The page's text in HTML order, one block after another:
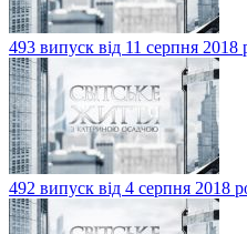
493 випуск від 11 серпня 2018
492 випуск від 4 серпня 2018